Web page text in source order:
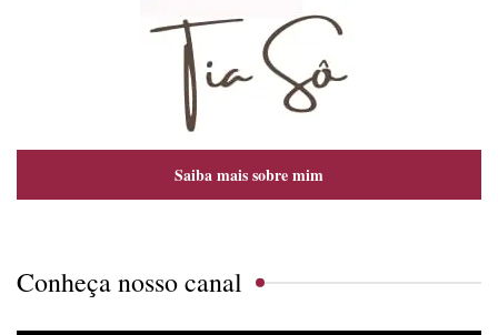
Saiba mais sobre mim
Conheça nosso canal